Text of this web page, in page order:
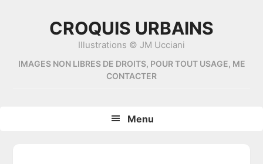
CROQUIS URBAINS
Illustrations © JM Ucciani
IMAGES NON LIBRES DE DROITS, POUR TOUT USAGE, ME
CONTACTER
Menu